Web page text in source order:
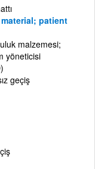
material; patient
malzemesi;
yöneticisi
geçiş